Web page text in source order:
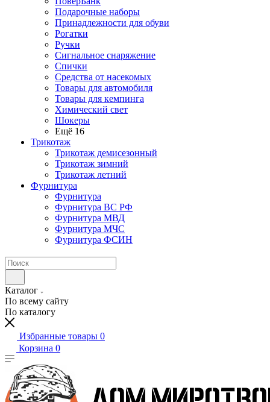
Подарочные наборы
Принадлежности для обуви
Рогатки
Ручки
Сигнальное снаряжение
Спички
Средства от насекомых
Товары для автомобиля
Товары для кемпинга
Химический свет
Шокеры
Ещё 16
Трикотаж
Трикотаж демисезонный
Трикотаж зимний
Трикотаж летний
Фурнитура
Фурнитура
Фурнитура ВС РФ
Фурнитура МВД
Фурнитура МЧС
Фурнитура ФСИН
Каталог
По всему сайту
По каталогу
Избранные товары 0
Корзина 0